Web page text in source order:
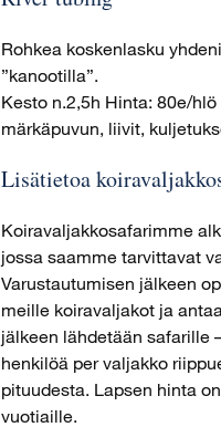
Rohkea koskenlasku
”kanootilla”.
Kesto n.2,5h Hinta: 80e/hlö
märkäpuvun, liivit,
Lisätietoa
Koiravaljakkosafarimme
jossa saamme tarvittavat
Varustautumisen jälkeen
meille koiravaljakot ja
jälkeen lähdetään safarille
henkilöä per valjakko
pituudesta. Lapsen hinta
vuotiaille.